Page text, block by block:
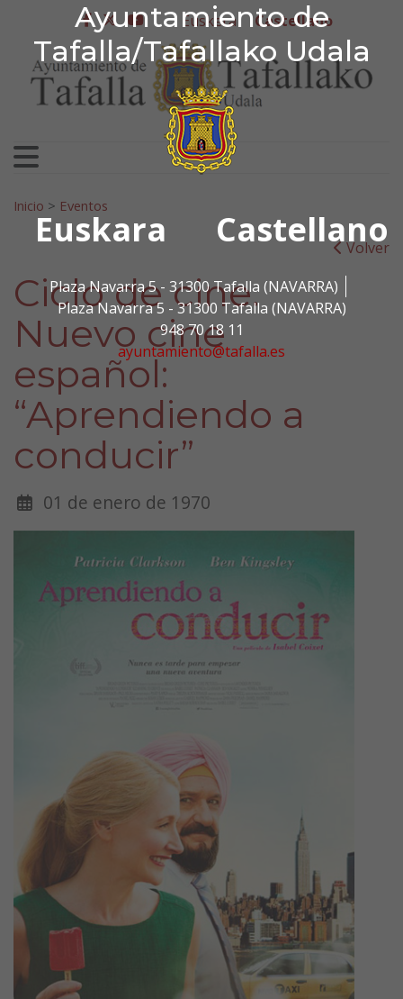
Ayuntamiento de
Tafalla/Tafallako Udala
Euskara Castellano
Plaza Navarra 5 - 31300 Tafalla (NAVARRA)
Plaza Navarra 5 - 31300 Tafalla (NAVARRA)
948 70 18 11
ayuntamiento@tafalla.es
Ir al contenido
Ayuntamiento de
facebook
twitter
youtube
Euskera Castellano
Search for:
Inicio > Eventos
Volver
Ciclo de cine.
Nuevo cine
español:
“Aprendiendo a
conducir”
01 de enero de 1970